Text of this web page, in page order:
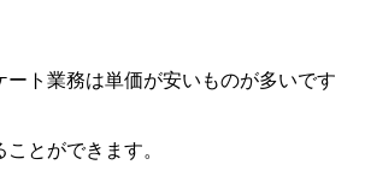
ート業務は単価が安いものが多いです
とができます。